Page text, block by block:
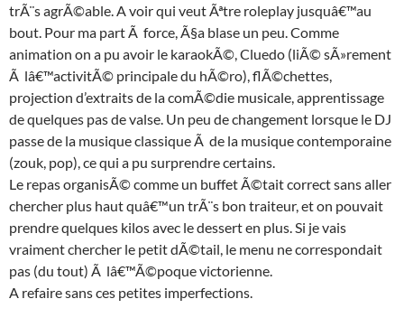
trÃ¨s agrÃ©able. A voir qui veut Ãªtre roleplay jusquâ€™au
bout. Pour ma part Ã force, Ã§a blase un peu. Comme
animation on a pu avoir le karaokÃ©, Cluedo (liÃ© sÃ»rement
Ã lâ€™activitÃ© principale du hÃ©ro), flÃ©chettes,
projection d’extraits de la comÃ©die musicale, apprentissage
de quelques pas de valse. Un peu de changement lorsque le DJ
passe de la musique classique Ã de la musique contemporaine
(zouk, pop), ce qui a pu surprendre certains.
Le repas organisÃ© comme un buffet Ã©tait correct sans aller
chercher plus haut quâ€™un trÃ¨s bon traiteur, et on pouvait
prendre quelques kilos avec le dessert en plus. Si je vais
vraiment chercher le petit dÃ©tail, le menu ne correspondait
pas (du tout) Ã lâ€™Ã©poque victorienne.
A refaire sans ces petites imperfections.